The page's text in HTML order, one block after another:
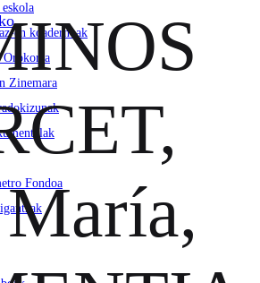
en koadernoak
Orokorra
Zinemara
Fondoa